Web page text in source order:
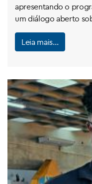
apresentando o
um diálogo aberto
Leia mais…